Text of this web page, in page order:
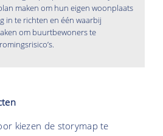
maken om hun eigen woonplaats
in te richten en één waarbij
om buurtbewoners te
kiezen de storymap te